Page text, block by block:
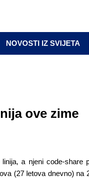
NOVOSTI IZ SVIJETA
ove zime
a njeni code-share
(27 letova dnevno) na